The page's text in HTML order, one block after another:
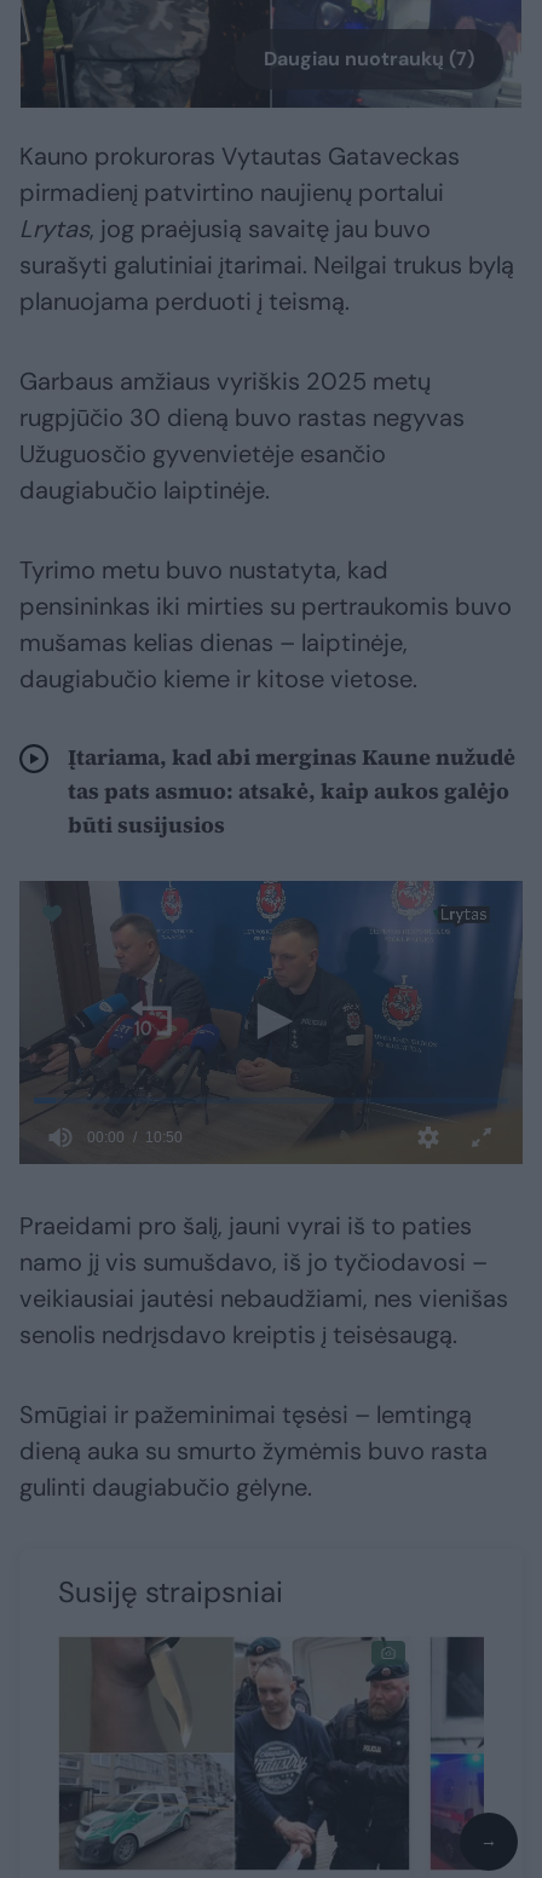
Daugiau nuotraukų (7)
Kauno prokuroras Vytautas Gataveckas
pirmadienį patvirtino naujienų portalui
Lrytas, jog praėjusią savaitę jau buvo
surašyti galutiniai įtarimai. Neilgai trukus bylą
planuojama perduoti į teismą.
Garbaus amžiaus vyriškis 2025 metų
rugpjūčio 30 dieną buvo rastas negyvas
Užuguosčio gyvenvietėje esančio
daugiabučio laiptinėje.
Tyrimo metu buvo nustatyta, kad
pensininkas iki mirties su pertraukomis buvo
mušamas kelias dienas – laiptinėje,
daugiabučio kieme ir kitose vietose.
Įtariama, kad abi merginas Kaune nužudė
tas pats asmuo: atsakė, kaip aukos galėjo
būti susijusios
Praeidami pro šalį, jauni vyrai iš to paties
namo jį vis sumušdavo, iš jo tyčiodavosi –
veikiausiai jautėsi nebaudžiami, nes vienišas
senolis nedrįsdavo kreiptis į teisėsaugą.
Smūgiai ir pažeminimai tęsėsi – lemtingą
dieną auka su smurto žymėmis buvo rasta
gulinti daugiabučio gėlyne.
Susiję straipsniai
→